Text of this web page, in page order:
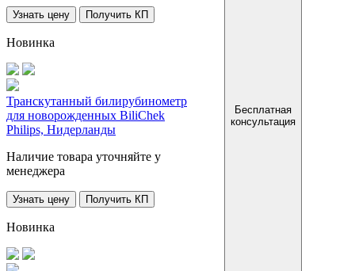
Узнать цену Получить КП
Новинка
Транскутанный билирубинометр
для новорожденных BiliChek
Philips, Нидерланды
Наличие товара уточняйте у
менеджера
Узнать цену Получить КП
Новинка
Бесплатная
консультация